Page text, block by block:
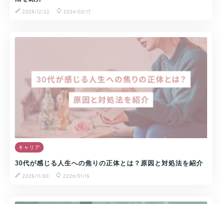
2025/12/22
2026/02/17
キャリア
30代が感じる人生への焦りの正体とは？原因と対処法を紹介
2025/11/30
2026/01/15